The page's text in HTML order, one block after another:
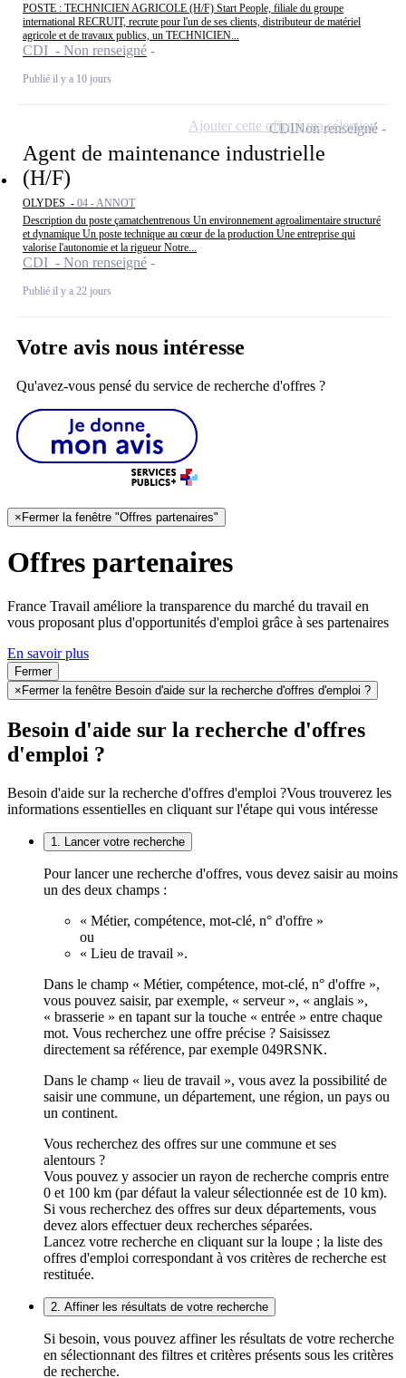
POSTE : TECHNICIEN AGRICOLE (H/F) Start People, filiale du groupe
international RECRUIT, recrute pour l'un de ses clients, distributeur de matériel
agricole et de travaux publics, un TECHNICIEN...
CDI - Non renseigné
Publié il y a 10 jours
Agent de maintenance industrielle
(H/F)
OLYDES - 04 - ANNOT
Description du poste çamatchentrenous Un environnement agroalimentaire structuré
et dynamique Un poste technique au cœur de la production Une entreprise qui
valorise l'autonomie et la rigueur Notre...
CDI - Non renseigné
Publié il y a 22 jours
CDINon renseigné
Ajouter cette offre à ma sélection
Votre avis nous intéresse
Qu'avez-vous pensé du service de recherche d'offres ?
×Fermer la fenêtre "Offres partenaires"
Offres partenaires
France Travail améliore la transparence du marché du travail en
vous proposant plus d'opportunités d'emploi grâce à ses partenaires
En savoir plus
Fermer
× Fermer la fenêtre Besoin d'aide sur la recherche d'offres d'emploi ?
Besoin d'aide sur la recherche d'offres
d'emploi ?
Besoin d'aide sur la recherche d'offres d'emploi ?Vous trouverez les
informations essentielles en cliquant sur l'étape qui vous intéresse
1. Lancer votre recherche
Pour lancer une recherche d'offres, vous devez saisir au moins
un des deux champs :
« Métier, compétence, mot-clé, n° d'offre »
ou
« Lieu de travail ».
Dans le champ « Métier, compétence, mot-clé, n° d'offre »,
vous pouvez saisir, par exemple, « serveur », « anglais »,
« brasserie » en tapant sur la touche « entrée » entre chaque
mot. Vous recherchez une offre précise ? Saisissez
directement sa référence, par exemple 049RSNK.
Dans le champ « lieu de travail », vous avez la possibilité de
saisir une commune, un département, une région, un pays ou
un continent.
Vous recherchez des offres sur une commune et ses
alentours ?
Vous pouvez y associer un rayon de recherche compris entre
0 et 100 km (par défaut la valeur sélectionnée est de 10 km).
Si vous recherchez des offres sur deux départements, vous
devez alors effectuer deux recherches séparées.
Lancez votre recherche en cliquant sur la loupe ; la liste des
offres d'emploi correspondant à vos critères de recherche est
restituée.
2. Affiner les résultats de votre recherche
Si besoin, vous pouvez affiner les résultats de votre recherche
en sélectionnant des filtres et critères présents sous les critères
de recherche.